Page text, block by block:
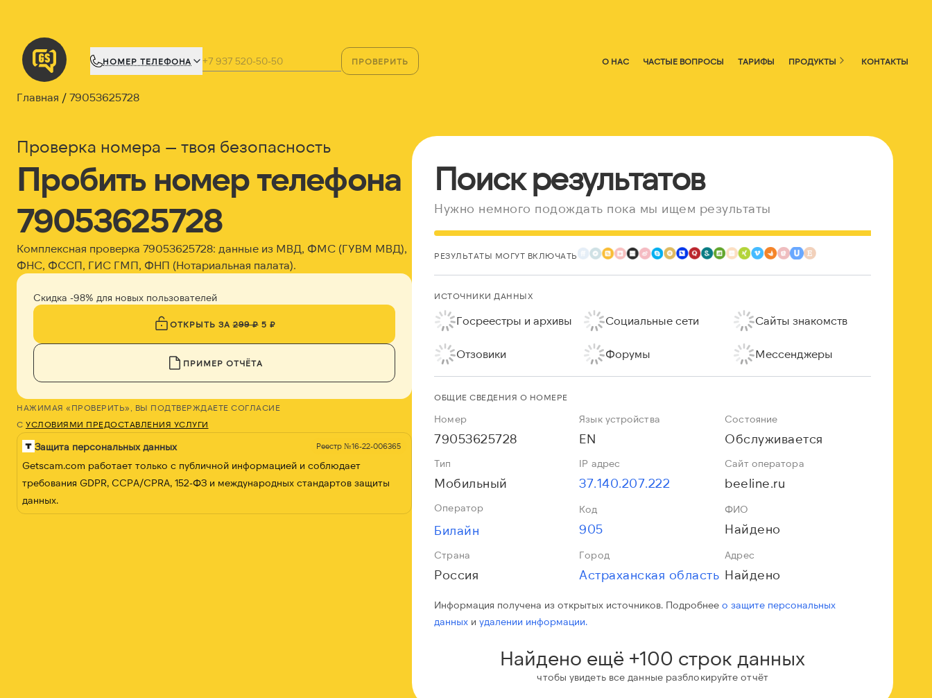
НОМЕР ТЕЛЕФОНА ПРОВЕРИТЬ О НАС ЧАСТЫЕ ВОПРОСЫ ТАРИФЫ ПРОДУКТЫ КОНТАКТЫ
Главная 79053625728
Проверка номера — твоя безопасность
Пробить номер телефона
79053625728
Комплексная проверка 79053625728: данные из МВД, ФМС (ГУВМ МВД),
ФНС, ФССП, ГИС ГМП, ФНП (Нотариальная палата).
Скидка -98% для новых пользователей
ОТКРЫТЬ ЗА299 ₽5 ₽
ПРИМЕР ОТЧЁТА
НАЖИМАЯ «ПРОВЕРИТЬ», ВЫ ПОДТВЕРЖДАЕТЕ СОГЛАСИЕ
С УСЛОВИЯМИ ПРЕДОСТАВЛЕНИЯ УСЛУГИ
Защита персональных данных Реестр №16-22-006365
Getscam.com работает только с публичной информацией и соблюдает
требования GDPR, CCPA/CPRA, 152-ФЗ и международных стандартов защиты
данных.
Поиск результатов
Нужно немного подождать пока мы ищем результаты
РЕЗУЛЬТАТЫ МОГУТ ВКЛЮЧАТЬ
ИСТОЧНИКИ ДАННЫХ
Госреестры и архивы Социальные сети Сайты знакомств
Отзовики Форумы Мессенджеры
ОБЩИЕ СВЕДЕНИЯ О НОМЕРЕ
Номер
79053625728
Язык устройства
EN
Состояние
Обслуживается
Тип
Мобильный
IP адрес
37.140.207.222
Сайт оператора
beeline.ru
Оператор
Билайн
Код
905
ФИО
Найдено
Страна
Россия
Город
Астраханская область
Адрес
Найдено
Информация получена из открытых источников. Подробнеео защите персональных
данных иудалении информации.
Найдено ещё +100 строк данных
чтобы увидеть все данные разблокируйте отчёт